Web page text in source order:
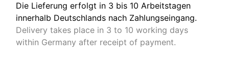
Die Lieferung erfolgt in 3 bis 10 Arbeitstagen
innerhalb Deutschlands nach Zahlungseingang.
Delivery takes place in 3 to 10 working days
within Germany after receipt of payment.